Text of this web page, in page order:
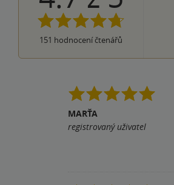
151 hodnocení čtenářů
MARŤA
registrovaný uživatel